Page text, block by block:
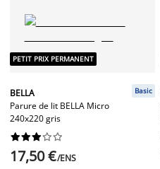
PETIT PRIX PERMANENT
BELLA
Parure de lit BELLA Micro
240x220 gris
Basic






17,50 €/ENS